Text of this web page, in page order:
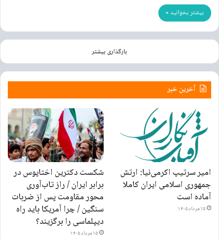
بیشتر بخوانید »
بارگذاری بیشتر
آخرین خبر
امیر سرتیپ اکرمی‌نیا: ارتش
جمهوری اسلامی ایران کاملا
آماده است
۱۵ مرداد ۱۴۰۵
شکست دکترین اختاپوس در
برابر ایران / راز تاب‌آوری
محور مقاومت پس از ضربات
سنگین / چرا آمریکا باید راه
دیپلماسی را برگزیند؟
۱۵ مرداد ۱۴۰۵